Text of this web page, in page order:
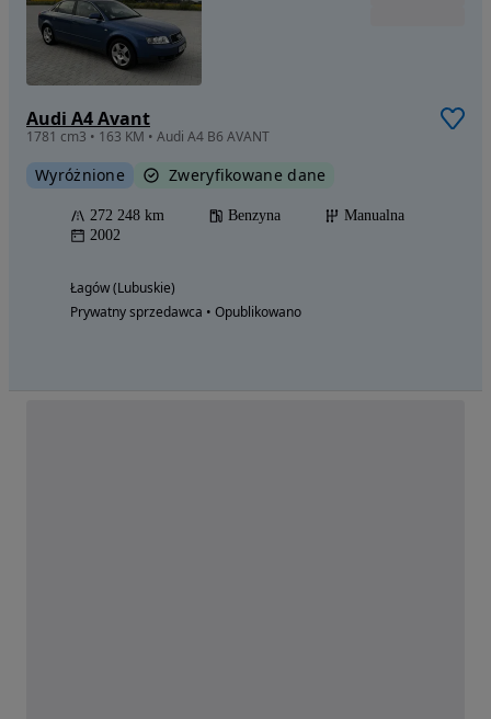
Audi A4 Avant
1781 cm3 • 163 KM • Audi A4 B6 AVANT
Wyróżnione Zweryfikowane dane
272 248 km Benzyna
Manualna
2002
Łagów (Lubuskie)
Prywatny sprzedawca • Opublikowano